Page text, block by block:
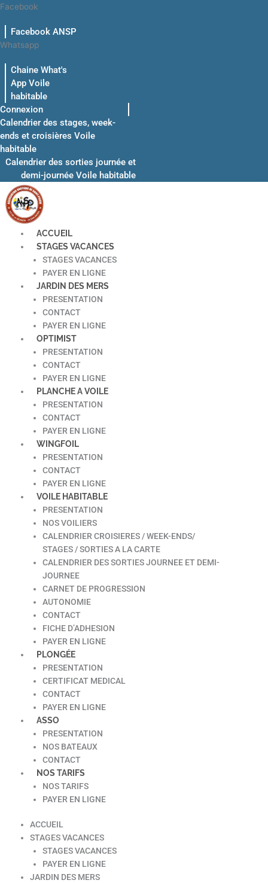
Aller
contenu
Facebook
Facebook ANSP
Whatsapp
Chaine What's
App Voile
habitable
Connexion
Calendrier des stages, week-
ends et croisières Voile
habitable
Calendrier des sorties journée et
demi-journée Voile habitable
ACCUEIL
STAGES VACANCES
STAGES VACANCES
PAYER EN LIGNE
JARDIN DES MERS
PRESENTATION
CONTACT
PAYER EN LIGNE
OPTIMIST
PRESENTATION
CONTACT
PAYER EN LIGNE
PLANCHE A VOILE
PRESENTATION
CONTACT
PAYER EN LIGNE
WINGFOIL
PRESENTATION
CONTACT
PAYER EN LIGNE
VOILE HABITABLE
PRESENTATION
NOS VOILIERS
CALENDRIER CROISIERES / WEEK-ENDS/
STAGES / SORTIES A LA CARTE
CALENDRIER DES SORTIES JOURNEE ET DEMI-
JOURNEE
CARNET DE PROGRESSION
AUTONOMIE
CONTACT
FICHE D’ADHESION
PAYER EN LIGNE
PLONGÉE
PRESENTATION
CERTIFICAT MEDICAL
CONTACT
PAYER EN LIGNE
ASSO
PRESENTATION
NOS BATEAUX
CONTACT
NOS TARIFS
NOS TARIFS
PAYER EN LIGNE
ACCUEIL
STAGES VACANCES
STAGES VACANCES
PAYER EN LIGNE
JARDIN DES MERS